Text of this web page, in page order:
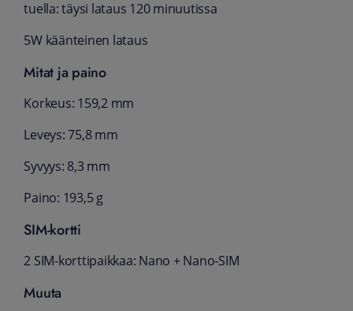
tuella: täysi lataus 120 minuutissa
5W käänteinen lataus
Mitat ja paino
Korkeus: 159,2 mm
Leveys: 75,8 mm
Syvyys: 8,3 mm
Paino: 193,5 g
SIM-kortti
2 SIM-korttipaikkaa: Nano + Nano-SIM
Muuta